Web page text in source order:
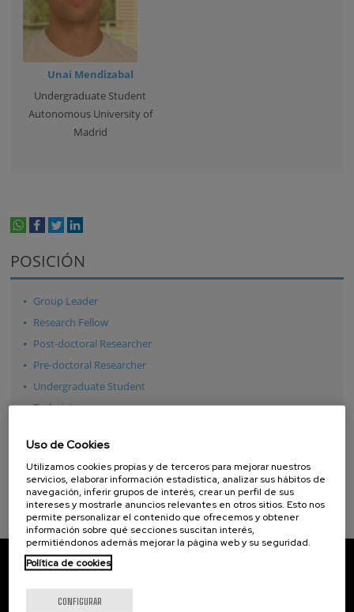
Unai Mendizabal
Undergraduate Student
Autonomous University of
Madrid
POSICIÓN
Group Leader
Research Fellow
Post-doctoral Researcher
Pre-doctoral Researcher
Undergraduate Student
Technician
Ver todos
CIC nanoGUNE
Tolosa Hiribidea, 76
E-20018 Donostia / San Sebastian
+34 9... Ver teléfono
Uso de Cookies
Utilizamos cookies propias y de terceros para mejorar nuestros
servicios, elaborar información estadística, analizar sus hábitos de
navegación, inferir grupos de interés, crear un perfil de sus
intereses y mostrarle anuncios relevantes en otros sitios. Esto nos
permite personalizar el contenido que ofrecemos y obtener
información sobre qué secciones suscitan interés,
permitiéndonos además mejorar la página web y su seguridad.
Política de cookies
CONFIGURAR